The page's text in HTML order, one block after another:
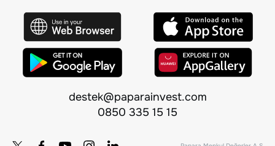
destek@paparainvest.com
0850 335 15 15